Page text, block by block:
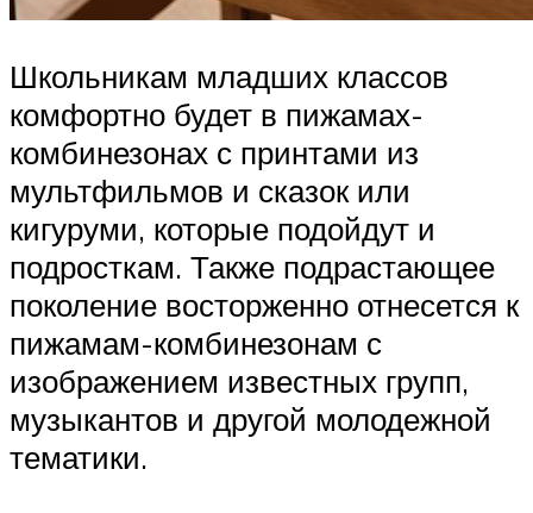
Школьникам младших классов
комфортно будет в пижамах-
комбинезонах с принтами из
мультфильмов и сказок или
кигуруми, которые подойдут и
подросткам. Также подрастающее
поколение восторженно отнесется к
пижамам-комбинезонам с
изображением известных групп,
музыкантов и другой молодежной
тематики.